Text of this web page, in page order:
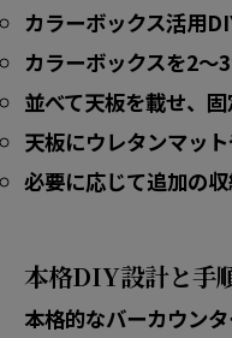
カラーボックス活用
カラーボックスを2〜
並べて天板を載せ、
天板にウレタンマッ
必要に応じて追加の
本格DIY設計と手
本格的なバーカウン